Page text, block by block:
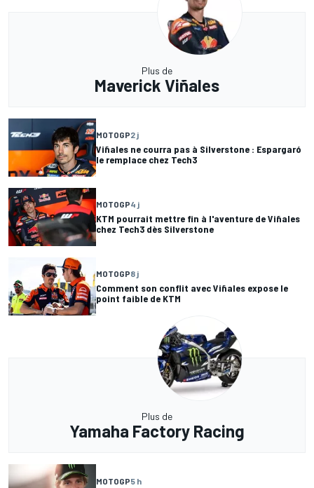
Plus de
Maverick Viñales
MOTOGP2 j
Viñales ne courra pas à Silverstone : Espargaró
le remplace chez Tech3
MOTOGP4 j
KTM pourrait mettre fin à l'aventure de Viñales
chez Tech3 dès Silverstone
MOTOGP8 j
Comment son conflit avec Viñales expose le
point faible de KTM
Plus de
Yamaha Factory Racing
MOTOGP5 h